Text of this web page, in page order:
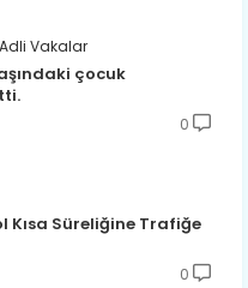
Adli Vakalar
çocuk
0
Kısa Süreliğine Trafiğe
0